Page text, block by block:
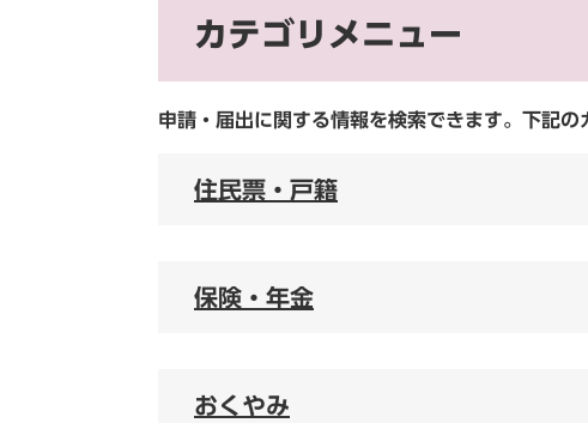
カテゴリメニュー
申請・届出に関する情報を検索できます。下記の
住民票・戸籍
保険・年金
おくやみ